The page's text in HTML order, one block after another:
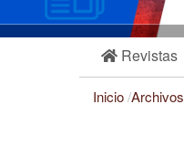
Revistas
Inicio/Archivos